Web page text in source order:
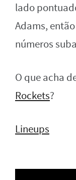
lado
Adams,
números
O que acha
Rockets?
Lineups